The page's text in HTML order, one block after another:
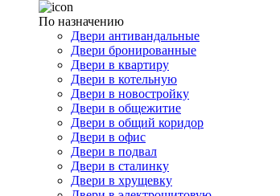
По назначению
Двери антивандальные
Двери бронированные
Двери в квартиру
Двери в котельную
Двери в новостройку
Двери в общежитие
Двери в общий коридор
Двери в офис
Двери в подвал
Двери в сталинку
Двери в хрущевку